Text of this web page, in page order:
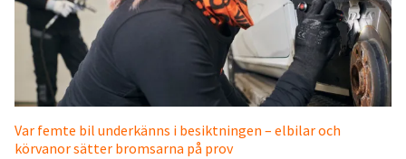
Var femte bil underkänns i besiktningen – elbilar och
körvanor sätter bromsarna på prov